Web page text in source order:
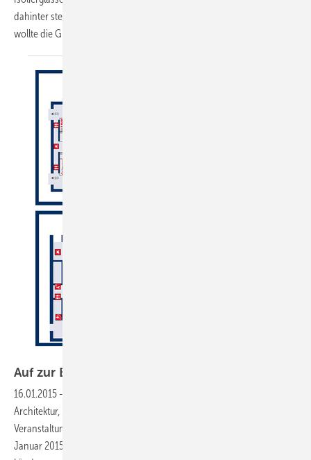
dahinter steckt und wo sich solche Scheiben einbauen lassen, das
wollte die GLASWELT genau wissen.
Auf zur BAU nach
16.01.2015 -
Architektur, Materialien und Systeme. Die größte und bedeutendste
Veranstaltung der Branche ist bis zum 24.
Januar 2015 geöffnet und erwartet rund 2.000 Aussteller aus über 40